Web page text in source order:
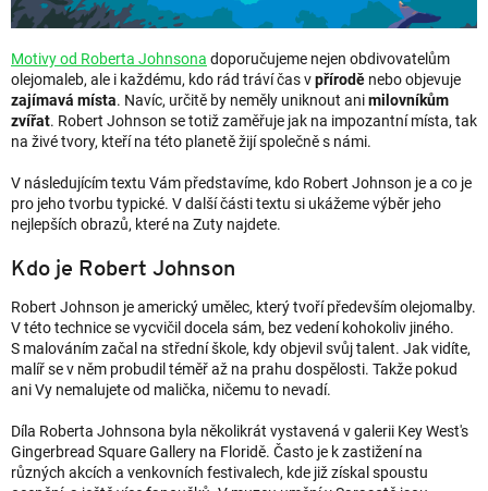
Motivy od Roberta Johnsona doporučujeme nejen obdivovatelům
olejomaleb, ale i každému, kdo rád tráví čas vpřírodě nebo objevuje
zajímavá místa. Navíc, určitě by neměly uniknout animilovníkům
zvířat. Robert Johnson se totiž zaměřuje jak na impozantní místa, tak
na živé tvory, kteří na této planetě žijí společně s námi.
V následujícím textu Vám představíme, kdo Robert Johnson je a co je
pro jeho tvorbu typické. V další části textu si ukážeme výběr jeho
nejlepších obrazů, které na Zuty najdete.
Kdo je Robert Johnson
Robert Johnson je americký umělec, který tvoří především olejomalby.
V této technice se vycvičil docela sám, bez vedení kohokoliv jiného.
S malováním začal na střední škole, kdy objevil svůj talent. Jak vidíte,
malíř se v něm probudil téměř až na prahu dospělosti. Takže pokud
ani Vy nemalujete od malička, ničemu to nevadí.
Díla Roberta Johnsona byla několikrát vystavená v galerii Key West's
Gingerbread Square Gallery na Floridě. Často je k zastižení na
různých akcích a venkovních festivalech, kde již získal spoustu